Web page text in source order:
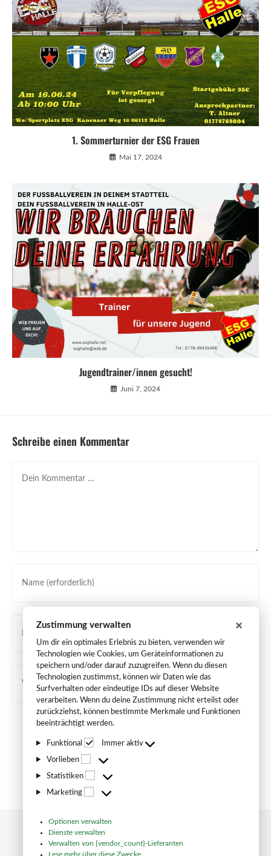
Zustimmung verwalten
Um dir ein optimales Erlebnis zu bieten, verwenden wir
Technologien wie Cookies, um Geräteinformationen zu
speichern und/oder darauf zuzugreifen. Wenn du diesen
Technologien zustimmst, können wir Daten wie das
Surfverhalten oder eindeutige IDs auf dieser Website
verarbeiten. Wenn du deine Zustimmung nicht erteilst oder
zurückziehst, können bestimmte Merkmale und Funktionen
beeinträchtigt werden.
Funktional Immer aktiv
Vorlieben
Statistiken
Marketing
Optionen verwalten
Dienste verwalten
Verwalten von {vendor_count}-Lieferanten
Lese mehr über diese Zwecke
1. Sommerturnier der ESG Frauen
Mai 17, 2024
Jugendtrainer/innen gesucht!
Juni 7, 2024
Schreibe einen Kommentar